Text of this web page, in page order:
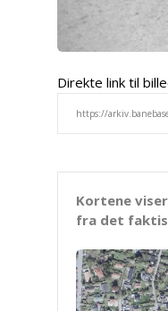
Direkte link til
Kortene
fra det